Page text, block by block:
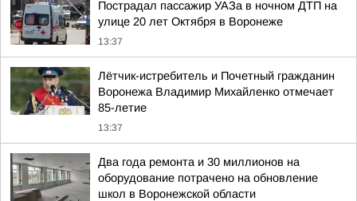
Пострадал пассажир УАЗа в ночном ДТП на
улице 20 лет Октября в Воронеже
13:37
Лётчик-истребитель и Почетный гражданин
Воронежа Владимир Михайленко отмечает
85-летие
13:37
Два года ремонта и 30 миллионов на
оборудование потрачено на обновление
школ в Воронежской области